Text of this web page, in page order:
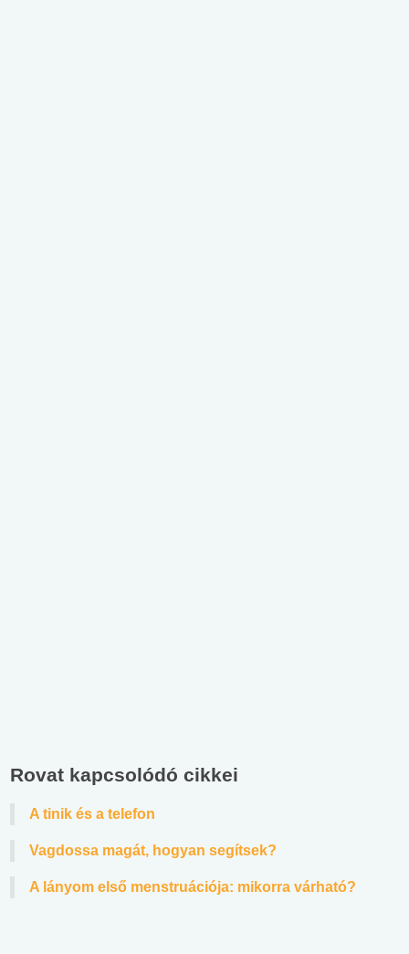
Rovat kapcsolódó cikkei
A tinik és a telefon
Vagdossa magát, hogyan segítsek?
A lányom első menstruációja: mikorra várható?